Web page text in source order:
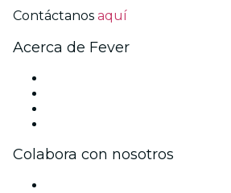
Contáctanos aquí
Acerca de Fever
Colabora con nosotros